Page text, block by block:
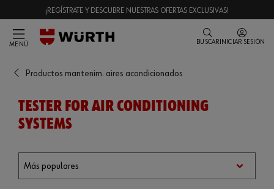
¡REGÍSTRATE Y DESCUBRE NUESTRAS OFERTAS EXCLUSIVAS!
MENÚ BUSCAR INICIAR SESIÓN
Productos mantenim. aires acondicionados
TESTER FOR AIR CONDITIONING
SYSTEMS